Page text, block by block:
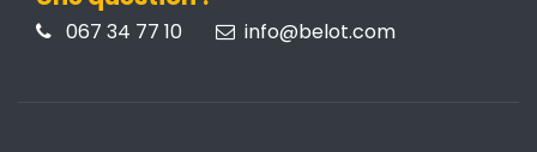
067 34 77 10 info@belot.com